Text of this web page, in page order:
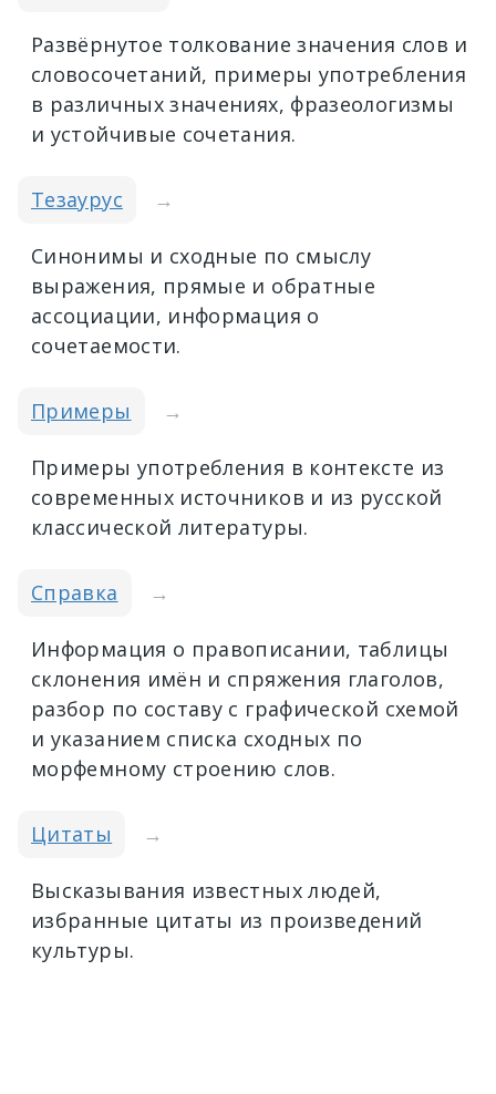
Развёрнутое толкование значения слов и
словосочетаний, примеры употребления
в различных значениях, фразеологизмы
и устойчивые сочетания.
Тезаурус →
Синонимы и сходные по смыслу
выражения, прямые и обратные
ассоциации, информация о
сочетаемости.
Примеры →
Примеры употребления в контексте из
современных источников и из русской
классической литературы.
Справка →
Информация о правописании, таблицы
склонения имён и спряжения глаголов,
разбор по составу с графической схемой
и указанием списка сходных по
морфемному строению слов.
Цитаты →
Высказывания известных людей,
избранные цитаты из произведений
культуры.